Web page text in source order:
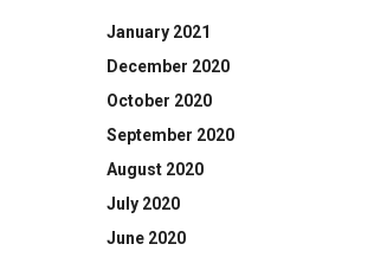
January 2021
December 2020
October 2020
September 2020
August 2020
July 2020
June 2020